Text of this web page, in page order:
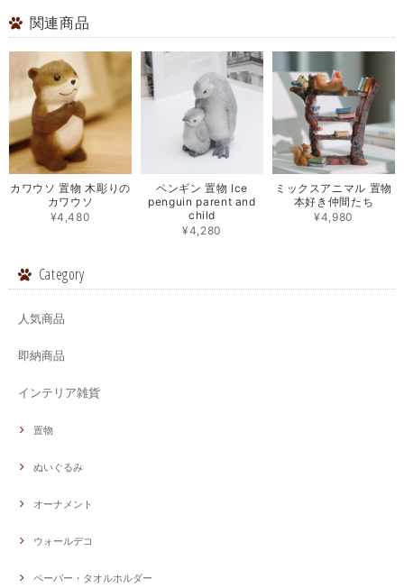
関連商品
カワウソ 置物 木彫りの
カワウソ
¥4,480
ペンギン 置物 Ice
penguin parent and
child
¥4,280
ミックスアニマル 置物
本好き仲間たち
¥4,980
Category
人気商品
即納商品
インテリア雑貨
置物
ぬいぐるみ
オーナメント
ウォールデコ
ペーパー・タオルホルダー